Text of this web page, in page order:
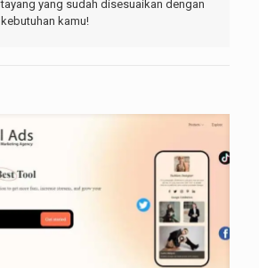
tayang yang sudah disesuaikan dengan
kebutuhan kamu!